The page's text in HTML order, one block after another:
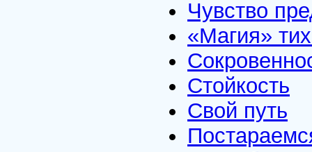
Чувство
«Магия»
Стойкость
Свой путь